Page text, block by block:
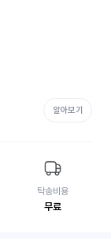
알아보기
탁송비용
무료